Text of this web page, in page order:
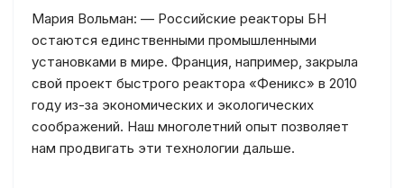
Мария Вольман: — Российские реакторы БН
остаются единственными промышленными
установками в мире. Франция, например, закрыла
свой проект быстрого реактора «Феникс» в 2010
году из-за экономических и экологических
соображений. Наш многолетний опыт позволяет
нам продвигать эти технологии дальше.